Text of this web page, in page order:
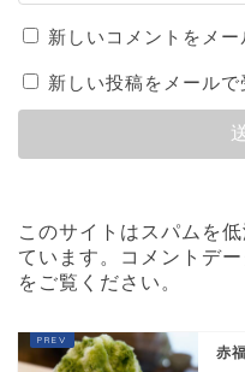
新しいコメントをメー
新しい投稿をメールで
このサイトはスパムを
ています。
コメントデ
をご覧ください 。
赤